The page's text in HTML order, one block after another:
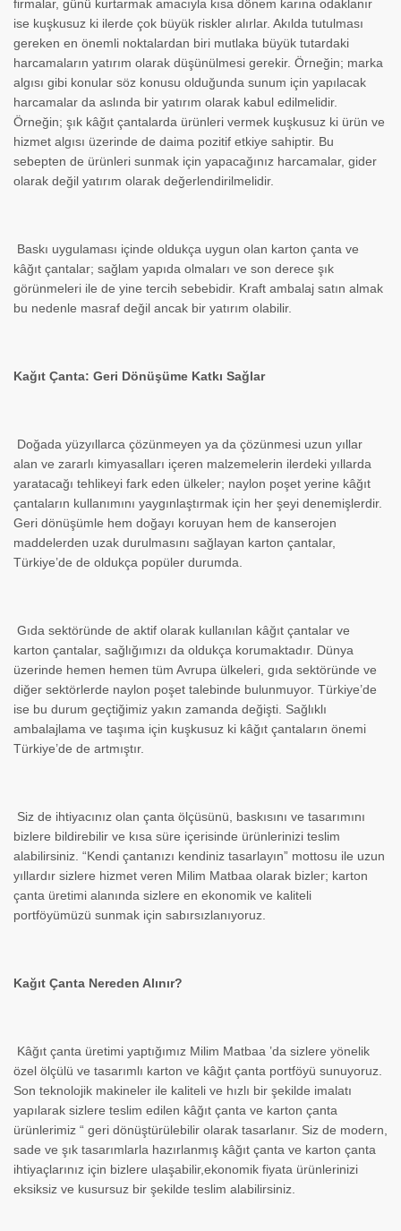
firmalar, günü kurtarmak amacıyla kısa dönem karına odaklanır
ise kuşkusuz ki ilerde çok büyük riskler alırlar. Akılda tutulması
gereken en önemli noktalardan biri mutlaka büyük tutardaki
harcamaların yatırım olarak düşünülmesi gerekir. Örneğin; marka
algısı gibi konular söz konusu olduğunda sunum için yapılacak
harcamalar da aslında bir yatırım olarak kabul edilmelidir.
Örneğin; şık kâğıt çantalarda ürünleri vermek kuşkusuz ki ürün ve
hizmet algısı üzerinde de daima pozitif etkiye sahiptir. Bu
sebepten de ürünleri sunmak için yapacağınız harcamalar, gider
olarak değil yatırım olarak değerlendirilmelidir.
Baskı uygulaması içinde oldukça uygun olan karton çanta ve
kâğıt çantalar; sağlam yapıda olmaları ve son derece şık
görünmeleri ile de yine tercih sebebidir. Kraft ambalaj satın almak
bu nedenle masraf değil ancak bir yatırım olabilir.
Kağıt Çanta: Geri Dönüşüme Katkı Sağlar
Doğada yüzyıllarca çözünmeyen ya da çözünmesi uzun yıllar
alan ve zararlı kimyasalları içeren malzemelerin ilerdeki yıllarda
yaratacağı tehlikeyi fark eden ülkeler; naylon poşet yerine kâğıt
çantaların kullanımını yaygınlaştırmak için her şeyi denemişlerdir.
Geri dönüşümle hem doğayı koruyan hem de kanserojen
maddelerden uzak durulmasını sağlayan karton çantalar,
Türkiye’de de oldukça popüler durumda.
Gıda sektöründe de aktif olarak kullanılan kâğıt çantalar ve
karton çantalar, sağlığımızı da oldukça korumaktadır. Dünya
üzerinde hemen hemen tüm Avrupa ülkeleri, gıda sektöründe ve
diğer sektörlerde naylon poşet talebinde bulunmuyor. Türkiye’de
ise bu durum geçtiğimiz yakın zamanda değişti. Sağlıklı
ambalajlama ve taşıma için kuşkusuz ki kâğıt çantaların önemi
Türkiye’de de artmıştır.
Siz de ihtiyacınız olan çanta ölçüsünü, baskısını ve tasarımını
bizlere bildirebilir ve kısa süre içerisinde ürünlerinizi teslim
alabilirsiniz. “Kendi çantanızı kendiniz tasarlayın” mottosu ile uzun
yıllardır sizlere hizmet veren Milim Matbaa olarak bizler; karton
çanta üretimi alanında sizlere en ekonomik ve kaliteli
portföyümüzü sunmak için sabırsızlanıyoruz.
Kağıt Çanta Nereden Alınır?
Kâğıt çanta üretimi yaptığımız Milim Matbaa ’da sizlere yönelik
özel ölçülü ve tasarımlı karton ve kâğıt çanta portföyü sunuyoruz.
Son teknolojik makineler ile kaliteli ve hızlı bir şekilde imalatı
yapılarak sizlere teslim edilen kâğıt çanta ve karton çanta
ürünlerimiz “ geri dönüştürülebilir olarak tasarlanır. Siz de modern,
sade ve şık tasarımlarla hazırlanmış kâğıt çanta ve karton çanta
ihtiyaçlarınız için bizlere ulaşabilir,ekonomik fiyata ürünlerinizi
eksiksiz ve kusursuz bir şekilde teslim alabilirsiniz.